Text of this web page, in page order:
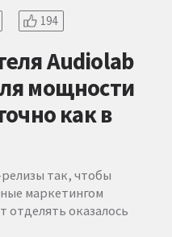
194
Audiolab
мощности
как в
так, чтобы
маркетингом
отделять оказалось